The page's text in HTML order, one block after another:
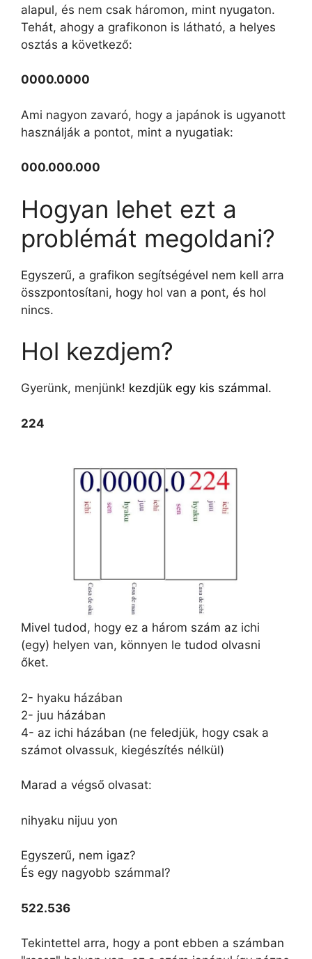
alapul, és nem csak háromon, mint nyugaton.
Tehát, ahogy a grafikonon is látható, a helyes
osztás a következő:
0000.0000
Ami nagyon zavaró, hogy a japánok is ugyanott
használják a pontot, mint a nyugatiak:
000.000.000
Hogyan lehet ezt a
problémát megoldani?
Egyszerű, a grafikon segítségével nem kell arra
összpontosítani, hogy hol van a pont, és hol
nincs.
Hol kezdjem?
Gyerünk, menjünk! kezdjük egy kis számmal.
224
Mivel tudod, hogy ez a három szám az ichi
(egy) helyen van, könnyen le tudod olvasni
őket.
2- hyaku házában
2- juu házában
4- az ichi házában (ne feledjük, hogy csak a
számot olvassuk, kiegészítés nélkül)
Marad a végső olvasat:
nihyaku nijuu yon
Egyszerű, nem igaz?
És egy nagyobb számmal?
522.536
Tekintettel arra, hogy a pont ebben a számban